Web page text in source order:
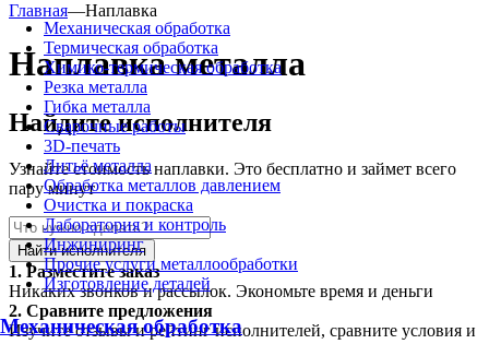
Механическая обработка
Термическая обработка
Химико-термическая обработка
Резка металла
Гибка металла
Сварочные работы
3D-печать
Литьё металла
Обработка металлов давлением
Очистка и покраска
Лаборатория и контроль
Инжиниринг
Прочие услуги металлообработки
Изготовление деталей
Механическая обработка
Главная—Наплавка
Наплавка металла
Найдите исполнителя
Узнайте стоимость наплавки. Это бесплатно и займет всего
пару минут
Найти исполнителя
1. Разместите заказ
Никаких звонков и рассылок. Экономьте время и деньги
2. Сравните предложения
Изучите отзывы и рейтинг исполнителей, сравните условия и